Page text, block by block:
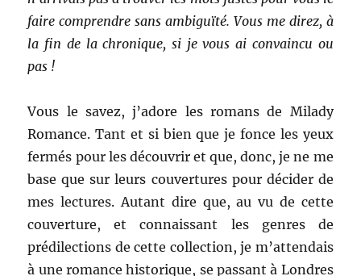
faire comprendre sans ambiguïté. Vous me direz, à
la fin de la chronique, si je vous ai convaincu ou
pas !
Vous le savez, j’adore les romans de Milady
Romance. Tant et si bien que je fonce les yeux
fermés pour les découvrir et que, donc, je ne me
base que sur leurs couvertures pour décider de
mes lectures. Autant dire que, au vu de cette
couverture, et connaissant les genres de
prédilections de cette collection, je m’attendais
à une romance historique, se passant à Londres